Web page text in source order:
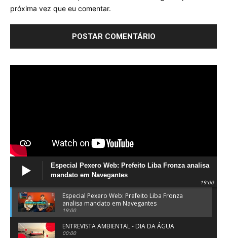
próxima vez que eu comentar.
Especial Pexero Web: Prefeito Liba Fronza analisa
mandato em Navegantes
19:00
Especial Pexero Web: Prefeito Liba Fronza
analisa mandato em Navegantes
19:00
ENTREVISTA AMBIENTAL - DIA DA ÁGUA
00:00